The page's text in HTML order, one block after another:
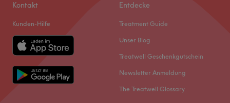
Kontakt
Kunden-Hilfe
Entdecke
Treatment Guide
Unser Blog
Treatwell Geschenkgutschein
Newsletter Anmeldung
The Treatwell Glossary